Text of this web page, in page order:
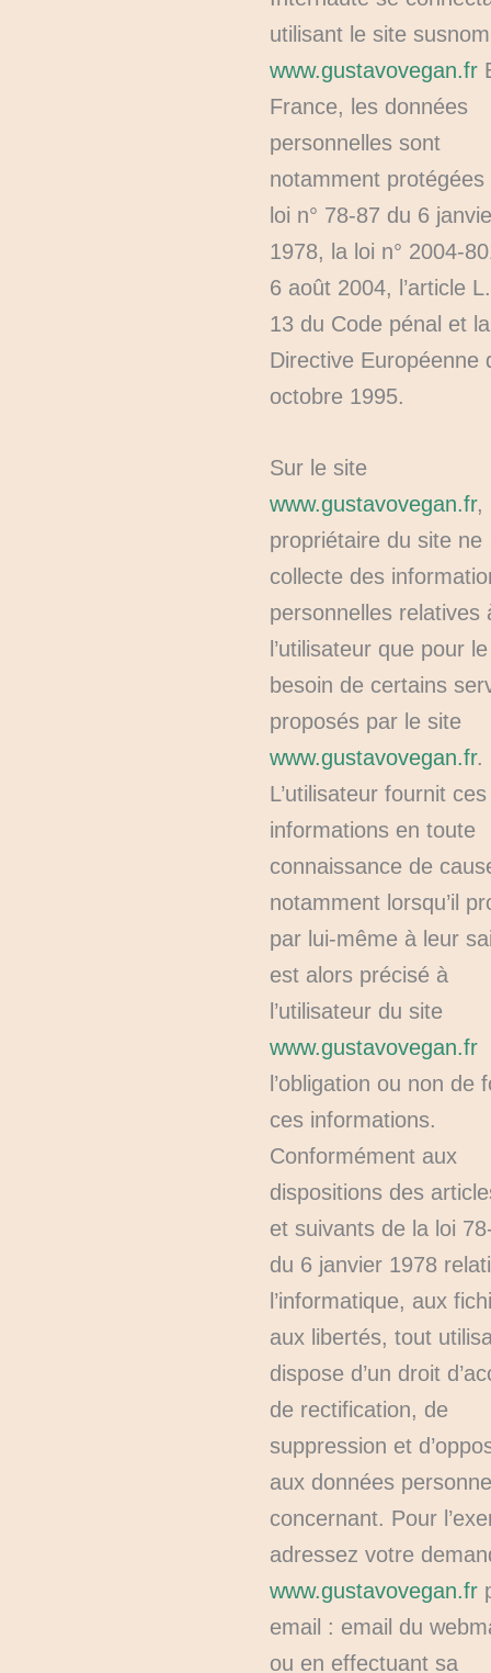
utilisant le site
www.gustavovegan.fr
France, les données
personnelles sont
notamment protégées
loi n° 78-87 du 6
1978, la loi n° 2004-
6 août 2004, l’article
13 du Code pénal et la
Directive Européenne
octobre 1995.
Sur le site
www.gustavovegan.fr,
propriétaire du site ne
collecte des
personnelles relatives
l’utilisateur que pour le
besoin de certains
proposés par le site
www.gustavovegan.fr.
L’utilisateur fournit ces
informations en toute
connaissance de
notamment lorsqu’il
par lui-même à leur
est alors précisé à
l’utilisateur du site
www.gustavovegan.fr
l’obligation ou non de
ces informations.
Conformément aux
dispositions des
et suivants de la loi
du 6 janvier 1978
l’informatique, aux
aux libertés, tout
dispose d’un droit
de rectification, de
suppression et
aux données
concernant. Pour
adressez votre
www.gustavovegan.fr
email : email du
ou en effectuant sa